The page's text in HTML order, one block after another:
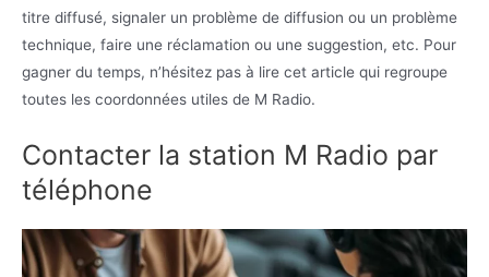
titre diffusé, signaler un problème de diffusion ou un problème
technique, faire une réclamation ou une suggestion, etc. Pour
gagner du temps, n’hésitez pas à lire cet article qui regroupe
toutes les coordonnées utiles de M Radio.
Contacter la station M Radio par
téléphone